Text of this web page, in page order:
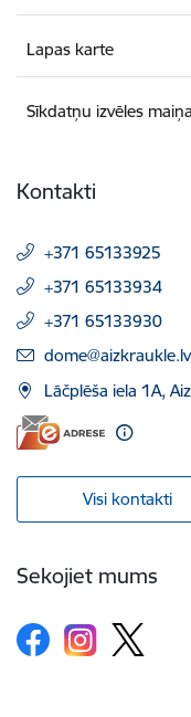
Lapas karte
Sīkdatņu izvēles maiņa
Kontakti
+371 65133925
+371 65133934
+371 65133930
E-pasts:
dome@aizkraukle.lv
Lāčplēša iela 1A,
Visi kontakti
Sekojiet mums